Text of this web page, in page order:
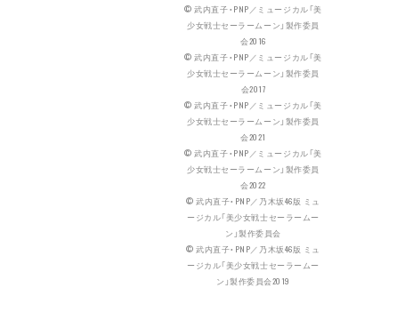
© 武内直子・PNP／ミュージカル「美
少女戦士セーラームーン」製作委員
会2016
© 武内直子・PNP／ミュージカル「美
少女戦士セーラームーン」製作委員
会2017
© 武内直子・PNP／ミュージカル「美
少女戦士セーラームーン」製作委員
会2021
© 武内直子・PNP／ミュージカル「美
少女戦士セーラームーン」製作委員
会2022
© 武内直子・PNP／乃木坂46版 ミュ
ージカル「美少女戦士セーラームー
ン」製作委員会
© 武内直子・PNP／乃木坂46版 ミュ
ージカル「美少女戦士セーラームー
ン」製作委員会2019